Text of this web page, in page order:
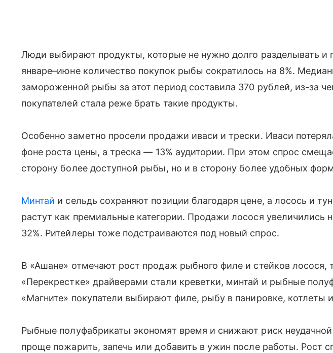
Люди выбирают продукты, которые не нужно долго разделывать и
январе–июне количество покупок рыбы сократилось на 8%.
замороженной рыбы за этот период составила 370 рублей, из-за
покупателей стала реже брать такие продукты.
Особенно заметно просели продажи иваси и трески. Иваси
фоне роста цены, а треска — 13% аудитории. При этом спрос
сторону более доступной рыбы, но и в сторону более удобных
Минтай и сельдь сохраняют позиции благодаря цене, а лосось и
растут как премиальные категории. Продажи лосося увеличились
32%. Ритейлеры тоже подстраиваются под новый спрос.
В «Ашане» отмечают рост продаж рыбного филе и стейков лосося,
«Перекрестке» драйверами стали креветки, минтай и рыбные
«Магните» покупатели выбирают филе, рыбу в панировке, котлеты
Рыбные полуфабрикаты экономят время и снижают риск неудачной
проще пожарить, запечь или добавить в ужин после работы. Рост